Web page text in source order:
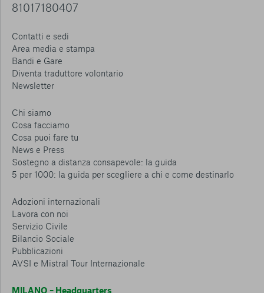
81017180407
Contatti e sedi
Area media e stampa
Bandi e Gare
Diventa traduttore volontario
Newsletter
Chi siamo
Cosa facciamo
Cosa puoi fare tu
News e Press
Sostegno a distanza consapevole: la guida
5 per 1000: la guida per scegliere a chi e come destinarlo
Adozioni internazionali
Lavora con noi
Servizio Civile
Bilancio Sociale
Pubblicazioni
AVSI e Mistral Tour Internazionale
MILANO – Headquarters